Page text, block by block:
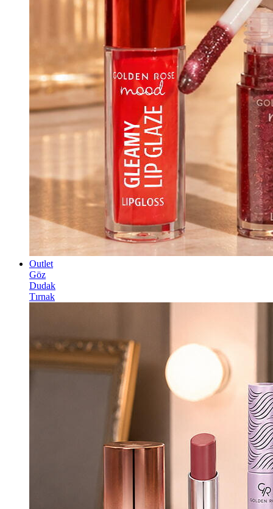
Outlet
Göz
Dudak
Tırnak